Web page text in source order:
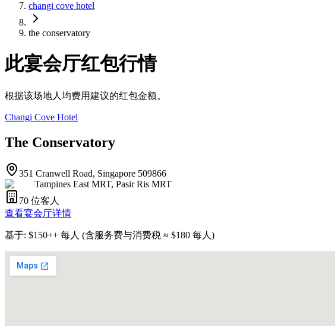
changi cove hotel
the conservatory
此宴会厅红包行情
根据该场地人均费用建议的红包金额。
Changi Cove Hotel
The Conservatory
351 Cranwell Road, Singapore 509866
Tampines East MRT, Pasir Ris MRT
70 位客人
查看宴会厅详情
基于: $150++ 每人 (含服务费与消费税 ≈ $180 每人 )